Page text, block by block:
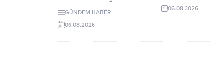
edilen alanda, inşaat yasağı
ve satıh düzeltme çalışmaları
GÜNDEM HABER
06.08.2026
Gerçek kişiler
06.08.2026